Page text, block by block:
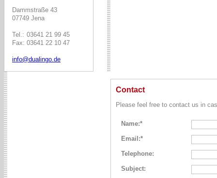
Dammstraße 43
07749 Jena
Tel.: 03641 21 99 45
Fax: 03641 22 10 47
info@dualingo.de
Contact
Please feel free to contact us in
Name:*
Email:*
Telephone:
Subject: